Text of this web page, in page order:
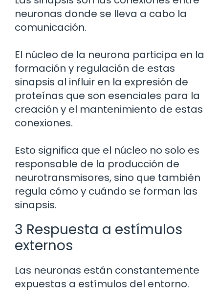
neuronas donde se lleva a cabo la
comunicación.
El núcleo de la neurona participa en la
formación y regulación de estas
sinapsis al influir en la expresión de
proteínas que son esenciales para la
creación y el mantenimiento de estas
conexiones.
Esto significa que el núcleo no solo es
responsable de la producción de
neurotransmisores, sino que también
regula cómo y cuándo se forman las
sinapsis.
3 Respuesta a estímulos
externos
Las neuronas están constantemente
expuestas a estímulos del entorno.